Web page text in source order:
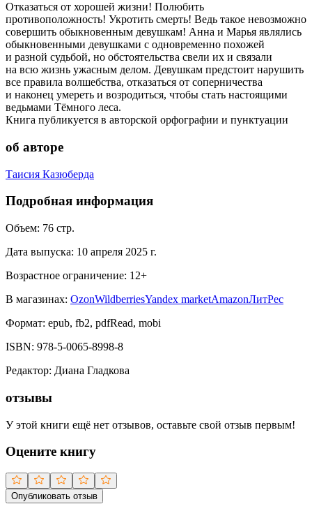
Отказаться от хорошей жизни! Полюбить
противоположность! Укротить смерть! Ведь такое невозможно
совершить обыкновенным девушкам! Анна и Марья являлись
обыкновенными девушками с одновременно похожей
и разной судьбой, но обстоятельства свели их и связали
на всю жизнь ужасным делом. Девушкам предстоит нарушить
все правила волшебства, отказаться от соперничества
и наконец умереть и возродиться, чтобы стать настоящими
ведьмами Тёмного леса.
Книга публикуется в авторской орфографии и пунктуации
об авторе
Таисия Казюберда
Подробная информация
Объем: 76 стр.
Дата выпуска: 10 апреля 2025 г.
Возрастное ограничение: 12+
В магазинах: OzonWildberriesYandex marketAmazonЛитРес
Формат: epub, fb2, pdfRead, mobi
ISBN: 978-5-0065-8998-8
Редактор: Диана Гладкова
отзывы
У этой книги ещё нет отзывов, оставьте свой отзыв первым!
Оцените книгу
Опубликовать отзыв